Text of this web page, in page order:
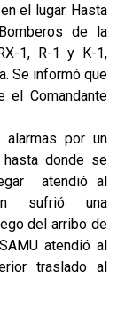
el lugar. Hasta
de la
1, R-1 y K-1,
Se informó que
el Comandante
por un
donde se
atendió al
sufrió una
del arribo de
atendió al
traslado al